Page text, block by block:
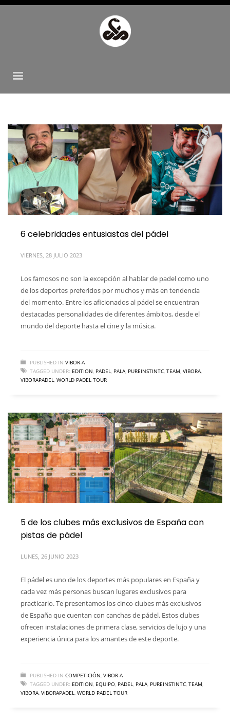
6 celebridades entusiastas del pádel
VIERNES, 28 JULIO 2023
Los famosos no son la excepción al hablar de padel como uno
de los deportes preferidos por muchos y más en tendencia
del momento. Entre los aficionados al pádel se encuentran
destacadas personalidades de diferentes ámbitos, desde el
mundo del deporte hasta el cine y la música.
PUBLISHED IN VIBOR-A
TAGGED UNDER: EDITION PADEL PALA PUREINSTINTC TEAM VIBORA
VIBORAPADEL WORLD PADEL TOUR
5 de los clubes más exclusivos de España con
pistas de pádel
LUNES, 26 JUNIO 2023
El pádel es uno de los deportes más populares en España y
cada vez más personas buscan lugares exclusivos para
practicarlo. Te presentamos los cinco clubes más exclusivos
de España que cuentan con canchas de pádel. Estos clubes
ofrecen instalaciones de primera clase, servicios de lujo y una
experiencia única para los amantes de este deporte.
PUBLISHED IN COMPETICIÓN VIBOR-A
TAGGED UNDER: EDITION EQUIPO PADEL PALA PUREINSTINTC TEAM
VIBORA VIBORAPADEL WORLD PADEL TOUR